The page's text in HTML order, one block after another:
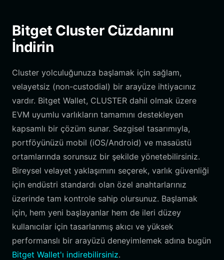
Bitget Cluster Cüzdanını
İndirin
Cluster yolculuğunuza başlamak için sağlam,
velayetsiz (non-custodial) bir arayüze ihtiyacınız
vardır. Bitget Wallet, CLUSTER dahil olmak üzere
EVM uyumlu varlıkların tamamını destekleyen
kapsamlı bir çözüm sunar. Sezgisel tasarımıyla,
portföyünüzü mobil (iOS/Android) ve masaüstü
ortamlarında sorunsuz bir şekilde yönetebilirsiniz.
Bireysel velayet yaklaşımını seçerek, varlık güvenliği
için endüstri standardı olan özel anahtarlarınız
üzerinde tam kontrole sahip olursunuz. Başlamak
için, hem yeni başlayanlar hem de ileri düzey
kullanıcılar için tasarlanmış akıcı ve yüksek
performanslı bir arayüzü deneyimlemek adına bugün
Bitget Wallet'ı indirebilirsiniz.